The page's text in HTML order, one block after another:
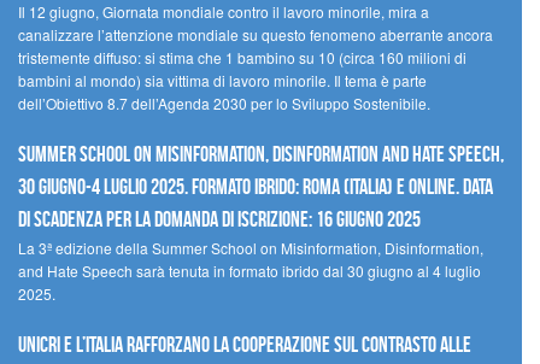
Il 12 giugno, Giornata mondiale contro il lavoro minorile, mira a
canalizzare l’attenzione mondiale su questo fenomeno aberrante ancora
tristemente diffuso: si stima che 1 bambino su 10 (circa 160 milioni di
bambini al mondo) sia vittima di lavoro minorile. Il tema è parte
dell’Obiettivo 8.7 dell’Agenda 2030 per lo Sviluppo Sostenibile.
Summer School on Misinformation, Disinformation and Hate Speech,
30 giugno-4 luglio 2025. Formato ibrido: Roma (Italia) e online. Data
di scadenza per la domanda di iscrizione: 16 giugno 2025
La 3ª edizione della Summer School on Misinformation, Disinformation,
and Hate Speech sarà tenuta in formato ibrido dal 30 giugno al 4 luglio
2025.
UNICRI e l’Italia rafforzano la cooperazione sul contrasto alle